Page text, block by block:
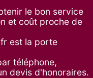
le bon service
et coût proche de
est la porte
téléphone,
devis d'honoraires.